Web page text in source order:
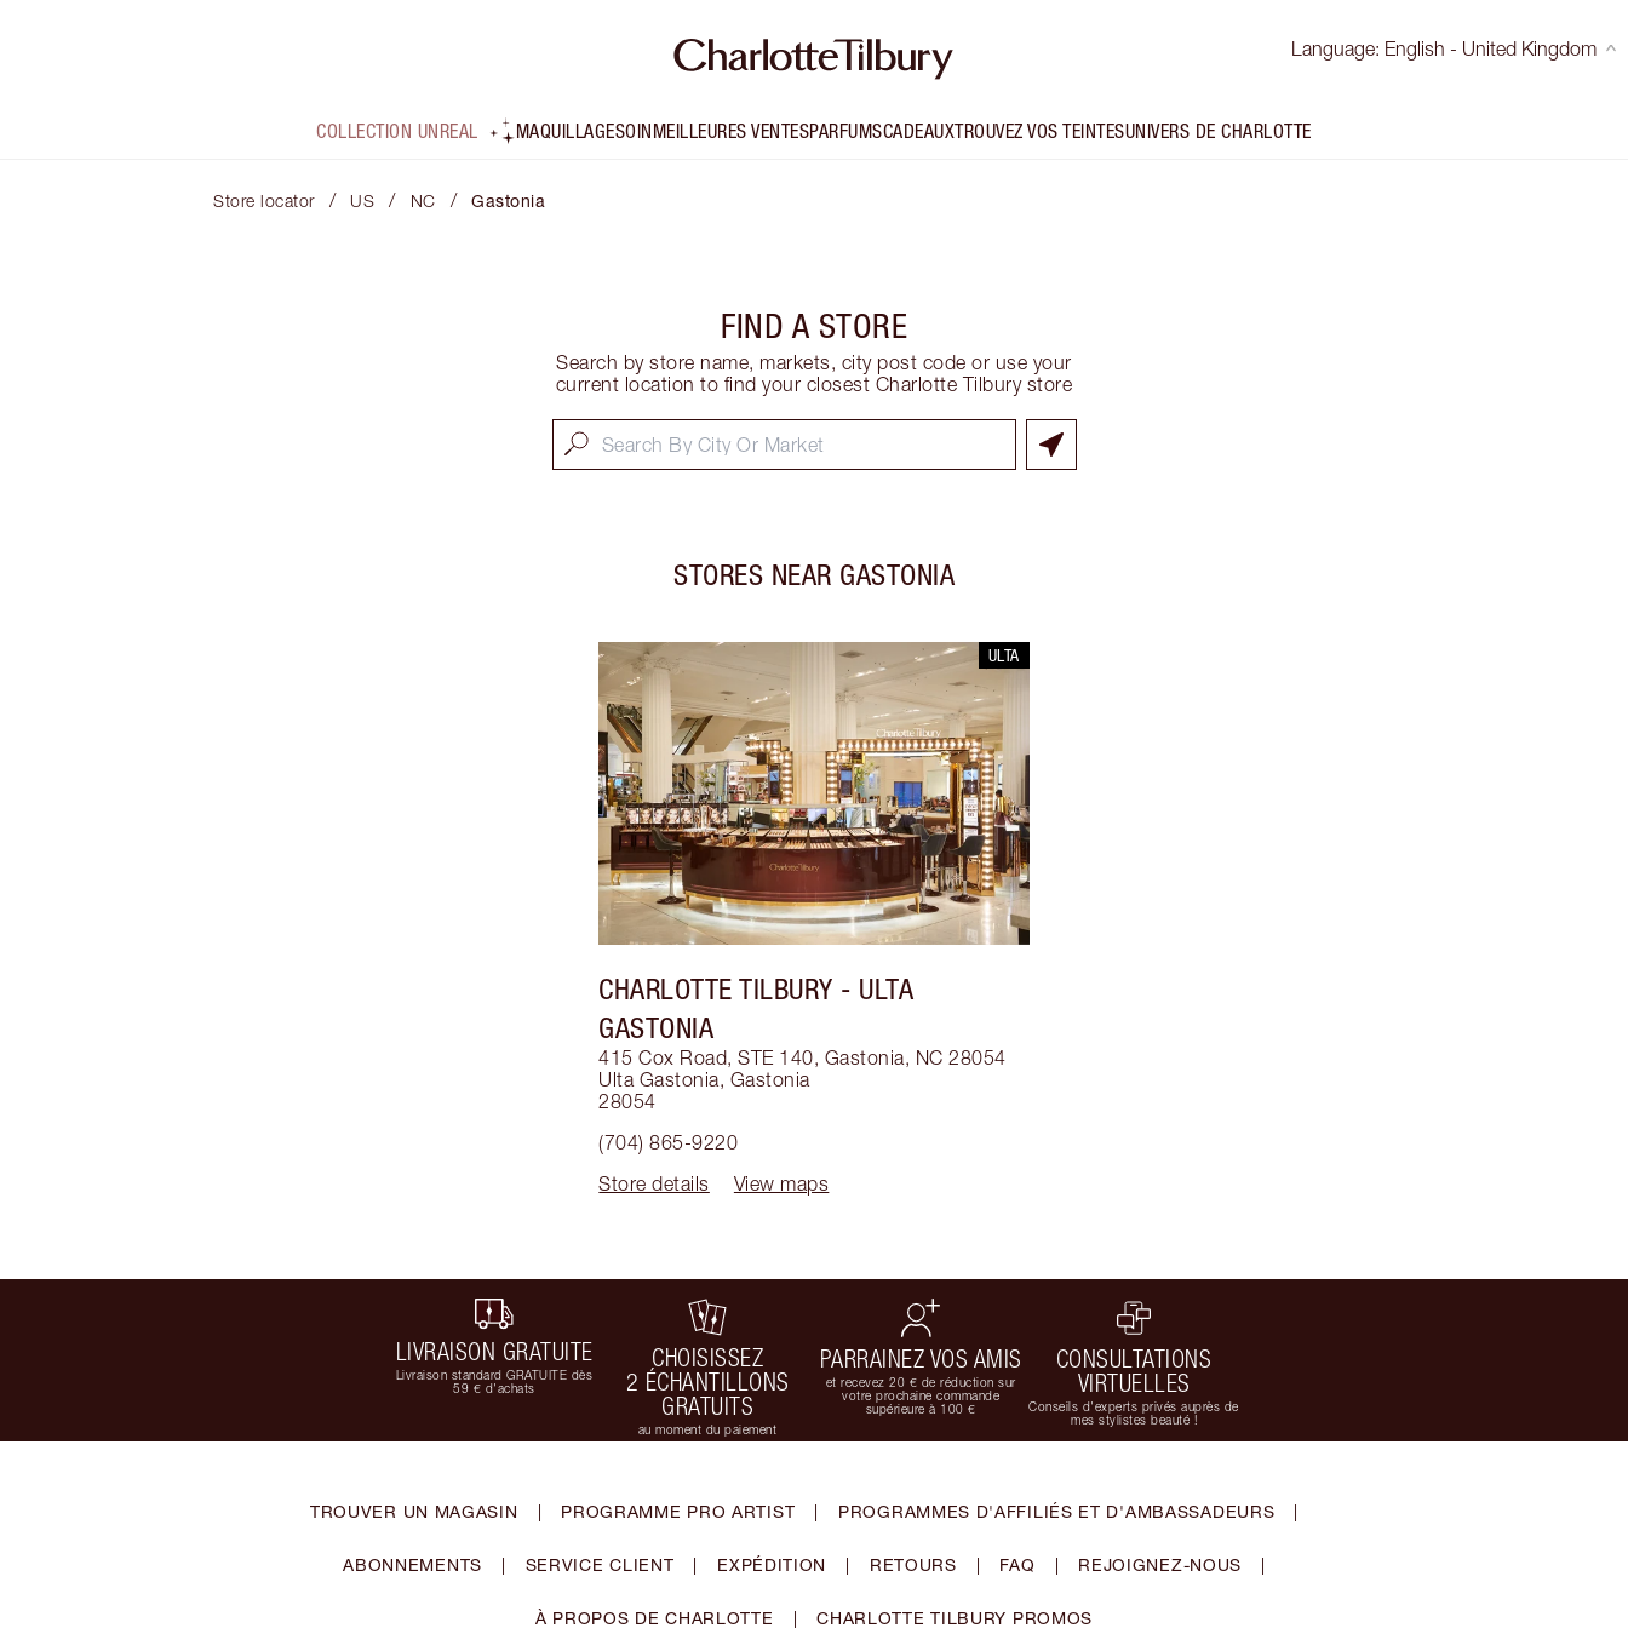
Language: English - United Kingdom
COLLECTION UNREAL MAQUILLAGESOINMEILLEURES VENTESPARFUMSCADEAUXTROUVEZ VOS TEINTESUNIVERS DE CHARLOTTE
Store locator / US / NC / Gastonia
FIND A STORE
Search by store name, markets, city post code or use your
current location to find your closest Charlotte Tilbury store
STORES NEAR GASTONIA
ULTA
CHARLOTTE TILBURY - ULTA
GASTONIA
415 Cox Road, STE 140, Gastonia, NC 28054
Ulta Gastonia, Gastonia
28054
(704) 865-9220
Store details
View maps
LIVRAISON GRATUITE
Livraison standard GRATUITE dès
59 € d'achats
CHOISISSEZ
2 ÉCHANTILLONS
GRATUITS
au moment du paiement
PARRAINEZ VOS AMIS
et recevez 20 € de réduction sur
votre prochaine commande
supérieure à 100 €
CONSULTATIONS
VIRTUELLES
Conseils d'experts privés auprès de
mes stylistes beauté !
TROUVER UN MAGASIN | PROGRAMME PRO ARTIST | PROGRAMMES D'AFFILIÉS ET D'AMBASSADEURS |
ABONNEMENTS | SERVICE CLIENT | EXPÉDITION | RETOURS | FAQ | REJOIGNEZ-NOUS |
À PROPOS DE CHARLOTTE | CHARLOTTE TILBURY PROMOS